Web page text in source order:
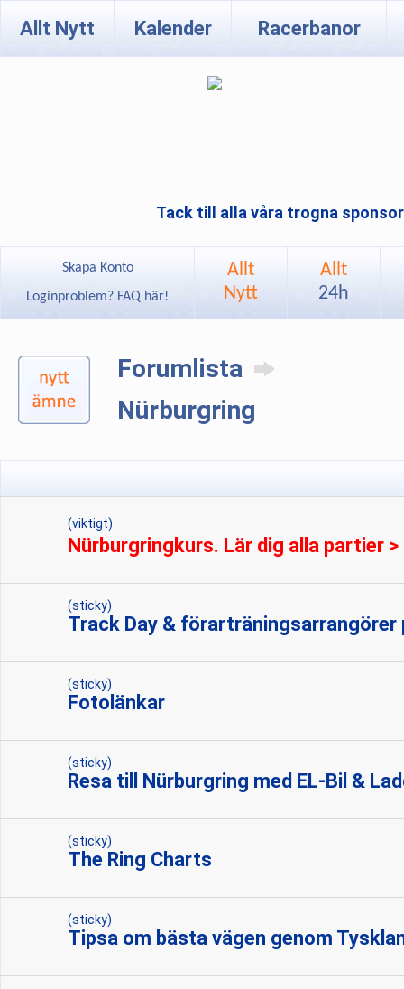
Allt Nytt Kalender Racerbanor
Tack till alla våra trogna
Skapa Konto
Loginproblem? FAQ här!
Allt
Nytt
Allt
24h
Forumlista
Nürburgring
(viktigt)
Nürburgringkurs. Lär dig alla partier >
(sticky)
Track Day & förarträningsarrangörer
(sticky)
Fotolänkar
(sticky)
Resa till Nürburgring med EL-Bil &
(sticky)
The Ring Charts
(sticky)
Tipsa om bästa vägen genom